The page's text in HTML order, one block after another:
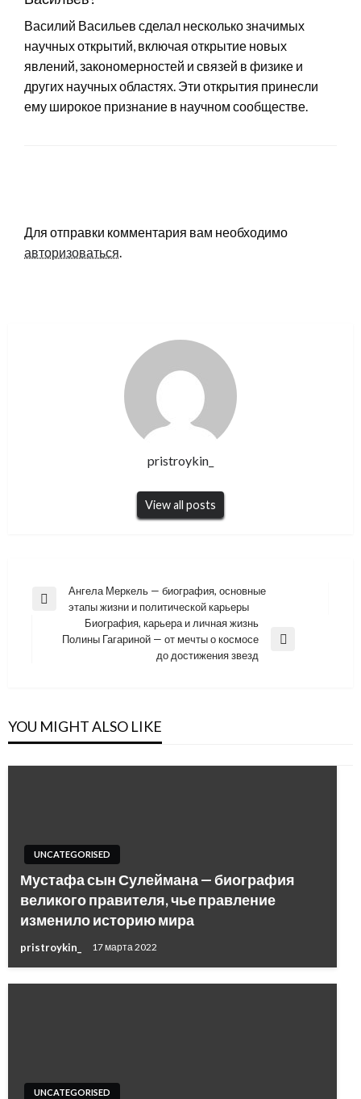
Василий Васильев сделал несколько значимых
научных открытий, включая открытие новых
явлений, закономерностей и связей в физике и
других научных областях. Эти открытия принесли
ему широкое признание в научном сообществе.
Для отправки комментария вам необходимо
авторизоваться.
pristroykin_
View all posts
Навигация
записям
Previous
Ангела Меркель — биография, основные
этапы жизни и политической карьеры
Next
Биография, карьера и личная жизнь
Полины Гагариной — от мечты о космосе
до достижения звезд
YOU MIGHT ALSO LIKE
UNCATEGORISED
Мустафа сын Сулеймана — биография
великого правителя, чье правление
изменило историю мира
pristroykin_ 17 марта 2022
UNCATEGORISED